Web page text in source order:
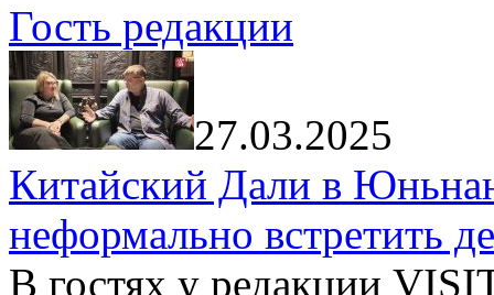
Гость редакции
27.03.2025
Китайский Дали в
неформально встретить
В гостях у редакции